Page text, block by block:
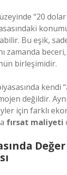
“20
Bu eşik,
zamanda
birleşimidir.
kendi
değildir.
için farklı
fırsat maliyeti
Değer